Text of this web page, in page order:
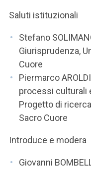
Saluti istituzionali
Stefano
Giurisprudenza,
Cuore
Piermarco
processi culturali
Progetto di
Sacro Cuore
Introduce e modera
Giovanni